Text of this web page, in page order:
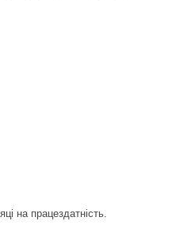
на працездатність.